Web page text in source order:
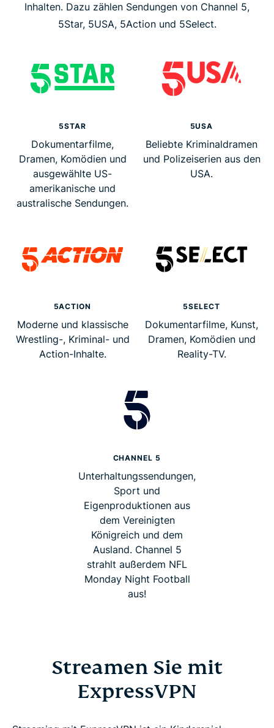
Inhalten. Dazu zählen Sendungen von Channel 5,
5Star, 5USA, 5Action und 5Select.
5STAR
Dokumentarfilme,
Dramen, Komödien und
ausgewählte US-
amerikanische und
australische Sendungen.
5USA
Beliebte Kriminaldramen
und Polizeiserien aus den
USA.
5ACTION
Moderne und klassische
Wrestling-, Kriminal- und
Action-Inhalte.
5SELECT
Dokumentarfilme, Kunst,
Dramen, Komödien und
Reality-TV.
CHANNEL 5
Unterhaltungssendungen,
Sport und
Eigenproduktionen aus
dem Vereinigten
Königreich und dem
Ausland. Channel 5
strahlt außerdem NFL
Monday Night Football
aus!
Streamen Sie mit
ExpressVPN